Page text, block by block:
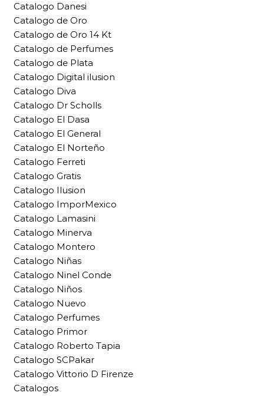
Catalogo Danesi
Catalogo de Oro
Catalogo de Oro 14 Kt
Catalogo de Perfumes
Catalogo de Plata
Catalogo Digital ilusion
Catalogo Diva
Catalogo Dr Scholls
Catalogo El Dasa
Catalogo El General
Catalogo El Norteño
Catalogo Ferreti
Catalogo Gratis
Catalogo Ilusion
Catalogo ImporMexico
Catalogo Lamasini
Catalogo Minerva
Catalogo Montero
Catalogo Niñas
Catalogo Ninel Conde
Catalogo Niños
Catalogo Nuevo
Catalogo Perfumes
Catalogo Primor
Catalogo Roberto Tapia
Catalogo SCPakar
Catalogo Vittorio D Firenze
Catalogos